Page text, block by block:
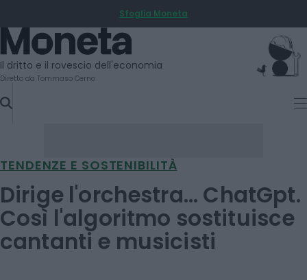
TO
CONTENT
Sfoglia Moneta
Moneta
Il dritto e il rovescio dell'economia
Diretto da Tommaso Cerno
TENDENZE E SOSTENIBILITÀ
Dirige l'orchestra... ChatGpt.
Così l'algoritmo sostituisce
cantanti e musicisti